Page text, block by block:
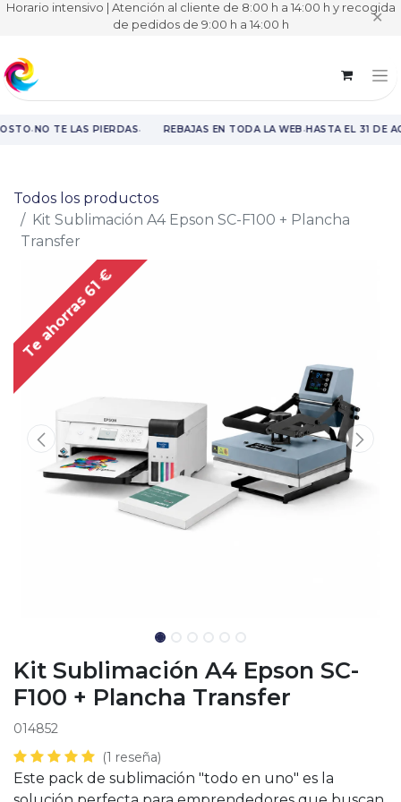
Horario intensivo | Atención al cliente de 8:00 h a 14:00 h y recogida
de pedidos de 9:00 h a 14:00 h ✕
·NO TE LAS PIERDAS· REBAJAS EN TODA LA WEB·HASTA EL 31 DE
Todos los productos
Kit Sublimación A4 Epson SC-F100 + Plancha
Transfer
Te ahorras 61 €
Kit Sublimación A4 Epson SC-
F100 + Plancha Transfer
014852
(1 reseña)
Este pack de sublimación "todo en uno" es la